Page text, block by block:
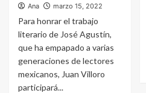
Ana marzo 15, 2022
Para honrar el trabajo
literario de José Agustín,
que ha empapado a varias
generaciones de lectores
mexicanos, Juan Villoro
participará...